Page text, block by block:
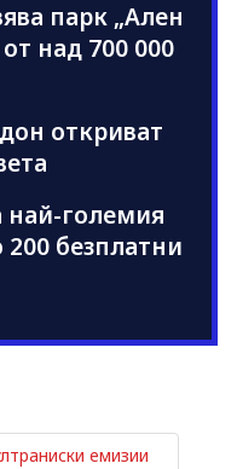
парк „Ален
над 700 000
откриват
най-големия
безплатни
емизии